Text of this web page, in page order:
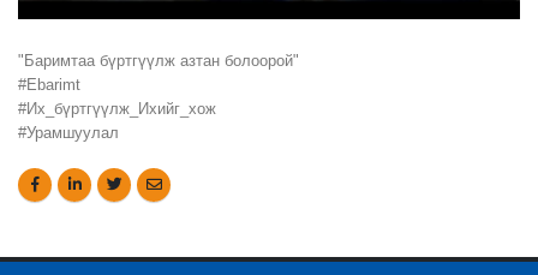
"Баримтаа бүртгүүлж азтан болоорой"
#Ebarimt
#Их_бүртгүүлж_Ихийг_хож
#Урамшуулал